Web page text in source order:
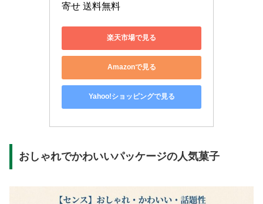
寄せ 送料無料
楽天市場で見る
Amazonで見る
Yahoo!ショッピングで見る
おしゃれでかわいいパッケージの人気菓子